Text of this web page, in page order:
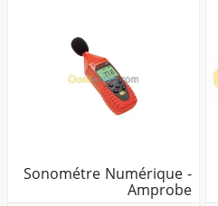
Sonométre Numérique -
Amprobe